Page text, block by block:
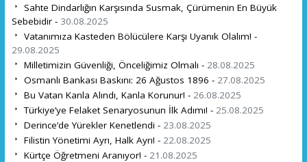
Sahte Dindarlığın Karşısında Susmak, Çürümenin En Büyük
Sebebidir - 30.08.2025
Vatanımıza Kasteden Bölücülere Karşı Uyanık Olalım! -
29.08.2025
Milletimizin Güvenliği, Önceliğimiz Olmalı - 28.08.2025
Osmanlı Bankası Baskını: 26 Ağustos 1896 - 27.08.2025
Bu Vatan Kanla Alındı, Kanla Korunur! - 26.08.2025
Türkiye’ye Felaket Senaryosunun İlk Adımı! - 25.08.2025
Derince’de Yürekler Kenetlendi - 23.08.2025
Filistin Yönetimi Ayrı, Halk Ayrı! - 22.08.2025
Kürtçe Öğretmeni Aranıyor! - 21.08.2025